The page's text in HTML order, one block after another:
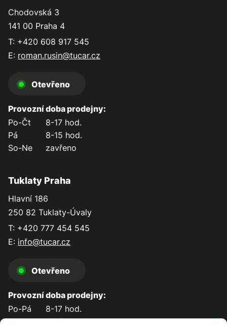
Chodovská 3
141 00 Praha 4
T: +420 608 917 545
E: roman.rusin@tucar.cz
Otevřeno
Provozní doba prodejny:
Po-Čt
8-17 hod.
Pá
8-15 hod.
So-Ne
zavřeno
Tuklaty Praha
Hlavní 186
250 82 Tuklaty-Úvaly
T: +420 777 454 545
E: info@tucar.cz
Otevřeno
Provozní doba prodejny:
Po-Pá
8-17 hod.
So-Ne
zavřeno